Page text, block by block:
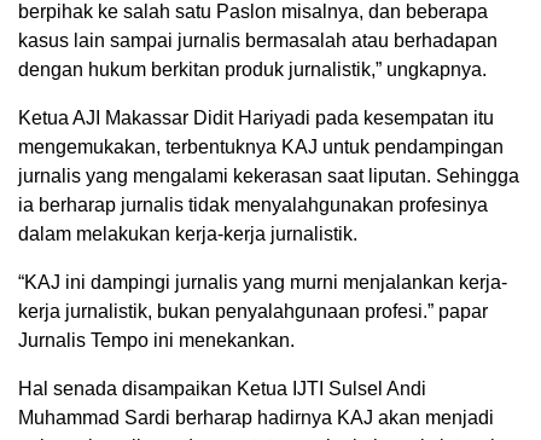
berpihak ke salah satu Paslon misalnya, dan beberapa
kasus lain sampai jurnalis bermasalah atau berhadapan
dengan hukum berkitan produk jurnalistik,” ungkapnya.
Ketua AJI Makassar Didit Hariyadi pada kesempatan itu
mengemukakan, terbentuknya KAJ untuk pendampingan
jurnalis yang mengalami kekerasan saat liputan. Sehingga
ia berharap jurnalis tidak menyalahgunakan profesinya
dalam melakukan kerja-kerja jurnalistik.
“KAJ ini dampingi jurnalis yang murni menjalankan kerja-
kerja jurnalistik, bukan penyalahgunaan profesi.” papar
Jurnalis Tempo ini menekankan.
Hal senada disampaikan Ketua IJTI Sulsel Andi
Muhammad Sardi berharap hadirnya KAJ akan menjadi